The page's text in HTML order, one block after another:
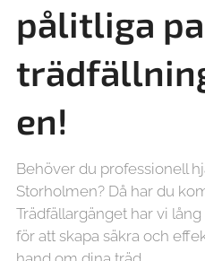
pålitliga
en!
Behöver du professionell
Storholmen? Då har du
Trädfällargänget har vi
för att skapa säkra och